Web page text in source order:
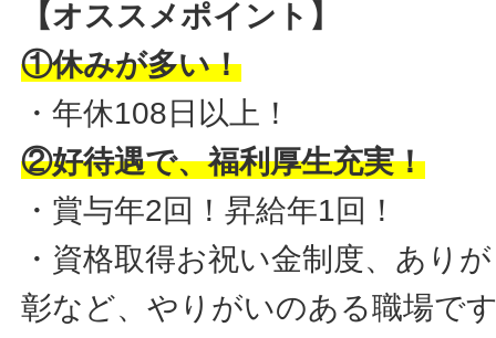
【オススメポイント】
①休みが多い！
・年休108日以上！
②好待遇で、福利厚生充実！
・賞与年2回！昇給年1回！
・資格取得お祝い金制度、あり
彰など、やりがいのある職場で